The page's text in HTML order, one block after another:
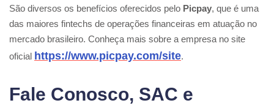
São diversos os benefícios oferecidos pelo Picpay, que é uma
das maiores fintechs de operações financeiras em atuação no
mercado brasileiro. Conheça mais sobre a empresa no site
oficial https://www.picpay.com/site.
Fale Conosco, SAC e